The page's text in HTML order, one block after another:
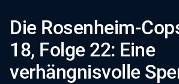
Die Rosenheim-
18, Folge 22: Eine
verhängnisvolle